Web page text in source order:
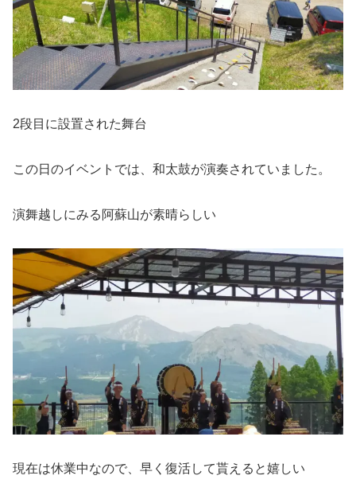
2段目に設置された舞台
この日のイベントでは、和太鼓が演奏されていました。
演舞越しにみる阿蘇山が素晴らしい
現在は休業中なので、早く復活して貰えると嬉しい